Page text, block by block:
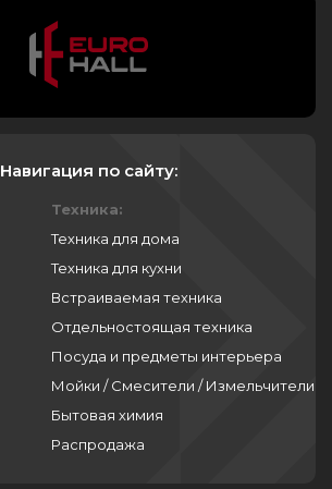
Навигация по сайту:
Техника:
Техника для дома
Техника для кухни
Встраиваемая техника
Отдельностоящая техника
Посуда и предметы интерьера
Мойки / Смесители / Измельчители
Бытовая химия
Распродажа